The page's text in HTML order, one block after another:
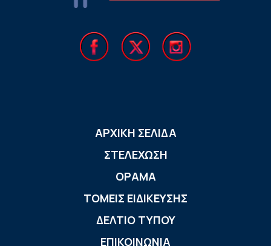
ΑΡΧΙΚΗ ΣΕΛΙΔΑ
ΣΤΕΛΕΧΩΣΗ
ΟΡΑΜΑ
ΤΟΜΕΙΣ ΕΙΔΙΚΕΥΣΗΣ
ΔΕΛΤΙΟ ΤΥΠΟΥ
ΕΠΙΚΟΙΝΩΝΙΑ